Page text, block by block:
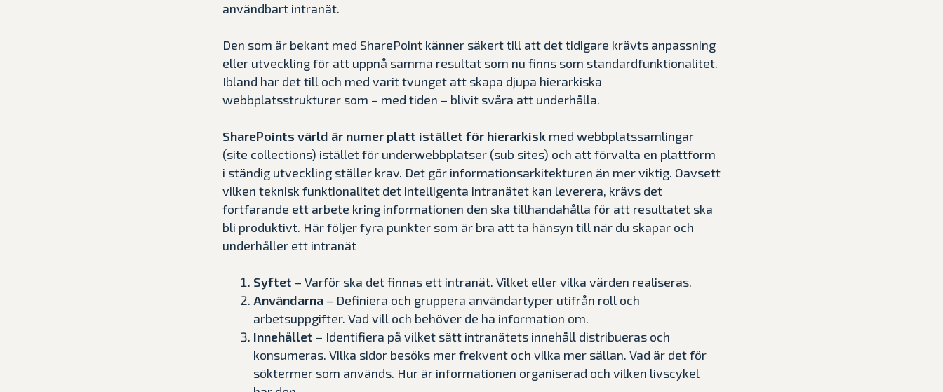
användbart intranät.
Den som är bekant med SharePoint känner säkert till att det tidigare krävts anpassning
eller utveckling för att uppnå samma resultat som nu finns som standardfunktionalitet.
Ibland har det till och med varit tvunget att skapa djupa hierarkiska
webbplatsstrukturer som – med tiden – blivit svåra att underhålla.
SharePoints värld är numer platt istället för hierarkiskmed webbplatssamlingar
(site collections) istället för underwebbplatser (sub sites) och att förvalta en plattform
i ständig utveckling ställer krav. Det gör informationsarkitekturen än mer viktig. Oavsett
vilken teknisk funktionalitet det intelligenta intranätet kan leverera, krävs det
fortfarande ett arbete kring informationen den ska tillhandahålla för att resultatet ska
bli produktivt. Här följer fyra punkter som är bra att ta hänsyn till när du skapar och
underhåller ett intranät
Syftet – Varför ska det finnas ett intranät. Vilket eller vilka värden realiseras.
Användarna– Definiera och gruppera användartyper utifrån roll och
arbetsuppgifter. Vad vill och behöver de ha information om.
Innehållet – Identifiera på vilket sätt intranätets innehåll distribueras och
konsumeras. Vilka sidor besöks mer frekvent och vilka mer sällan. Vad är det för
söktermer som används. Hur är informationen organiserad och vilken livscykel